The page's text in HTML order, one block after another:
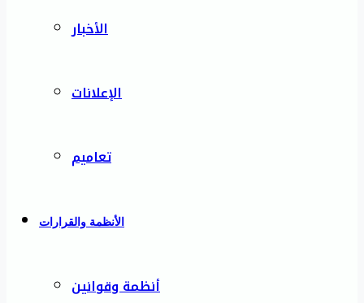
الأخبار
الإعلانات
تعاميم
الأنظمة والقرارات
أنظمة وقوانين